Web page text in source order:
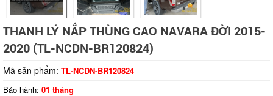
THANH LÝ NẮP THÙNG CAO NAVARA ĐỜI 2015-
2020 (TL-NCDN-BR120824)
Mã sản phẩm: TL-NCDN-BR120824
Bảo hành: 01 tháng